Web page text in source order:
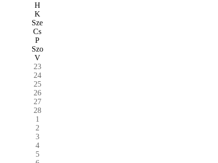
H
K
Sze
Cs
P
Szo
V
23
24
25
26
27
28
1
2
3
4
5